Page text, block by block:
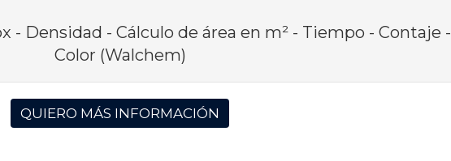
- Densidad - Cálculo de área en m² - Tiempo - Contaje -
Color (Walchem)
QUIERO MÁS INFORMACIÓN